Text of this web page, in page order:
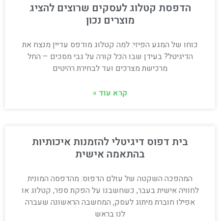
הדפסת קטלוג לעסקים שרוצים להציג
מוצרים נכון
כוחו של המגע הפיזי: למה קטלוג מודפס עדיין מנצח את
הדיגיטל? בעידן שבו הכל קורה על גבי מסכים – החל
מרכישת מצרכים ועד לבחירת רהיטים
קרא עוד »
בית דפוס דיגיטלי להזמנות איכותיות
בהתאמה אישית
המהפכה השקטה של עולם הדפוס: מהדפסה המונית
לחוויה אישית בעבר, כשחשבנו על הפקת ספר, קטלוג או
אפילו חוברת מיתוג לעסק, המחשבה הראשונה שעברה
לנו בראש